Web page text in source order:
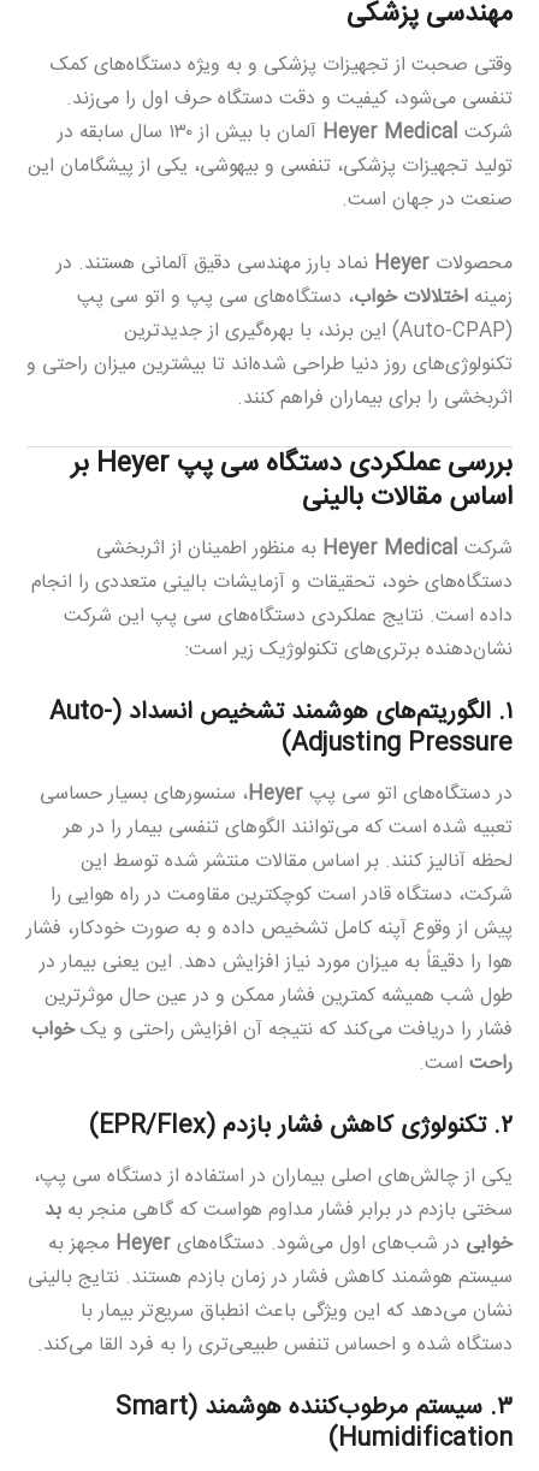
مهندسی پزشکی
وقتی صحبت از تجهیزات پزشکی و به ویژه دستگاه‌های کمک
تنفسی می‌شود، کیفیت و دقت دستگاه حرف اول را می‌زند.
شرکت Heyer Medical
آلمان با بیش از ۱۳۰ سال سابقه در
تولید تجهیزات پزشکی، تنفسی و بیهوشی، یکی از پیشگامان این
صنعت در جهان است.
محصولات Heyer نماد بارز مهندسی دقیق آلمانی هستند. در
زمینه اختلالات خواب، دستگاه‌های سی پپ و اتو سی پپ
(Auto-CPAP) این برند، با بهره‌گیری از جدیدترین
تکنولوژی‌های روز دنیا طراحی شده‌اند تا بیشترین میزان راحتی و
اثربخشی را برای بیماران فراهم کنند.
بررسی عملکردی دستگاه سی پپ Heyer بر
اساس مقالات بالینی
شرکت Heyer Medical به منظور اطمینان از اثربخشی
دستگاه‌های خود، تحقیقات و آزمایشات بالینی متعددی را انجام
داده است. نتایج عملکردی دستگاه‌های سی پپ این شرکت
نشان‌دهنده برتری‌های تکنولوژیک زیر است:
۱. الگوریتم‌های هوشمند تشخیص انسداد (Auto-
Adjusting Pressure)
در دستگاه‌های اتو سی پپHeyer، سنسورهای بسیار حساسی
تعبیه شده است که می‌توانند الگوهای تنفسی بیمار را در هر
لحظه آنالیز کنند. بر اساس مقالات منتشر شده توسط این
شرکت، دستگاه قادر است کوچکترین مقاومت در راه هوایی را
پیش از وقوع آپنه کامل تشخیص داده و به صورت خودکار، فشار
هوا را دقیقاً به میزان مورد نیاز افزایش دهد. این یعنی بیمار در
طول شب همیشه کمترین فشار ممکن و در عین حال موثرترین
فشار را دریافت می‌کند که نتیجه آن افزایش راحتی و یکخواب
راحت است.
۲. تکنولوژی کاهش فشار بازدم (EPR/Flex)
یکی از چالش‌های اصلی بیماران در استفاده از دستگاه سی پپ،
سختی بازدم در برابر فشار مداوم هواست که گاهی منجر به بد
خوابی در شب‌های اول می‌شود. دستگاه‌هایHeyer مجهز به
سیستم هوشمند کاهش فشار در زمان بازدم هستند. نتایج بالینی
نشان می‌دهد که این ویژگی باعث انطباق سریع‌تر بیمار با
دستگاه شده و احساس تنفس طبیعی‌تری را به فرد القا می‌کند.
۳. سیستم مرطوب‌کننده هوشمند (Smart
Humidification)